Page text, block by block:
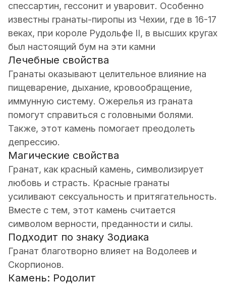
спессартин, гессонит и уваровит. Особенно
известны гранаты-пиропы из Чехии, где в 16-17
веках, при короле Рудольфе II, в высших кругах
был настоящий бум на эти камни
Лечебные свойства
Гранаты оказывают целительное влияние на
пищеварение, дыхание, кровообращение,
иммунную систему. Ожерелья из граната
помогут справиться с головными болями.
Также, этот камень помогает преодолеть
депрессию.
Магические свойства
Гранат, как красный камень, символизирует
любовь и страсть. Красные гранаты
усиливают сексуальность и притягательность.
Вместе с тем, этот камень считается
символом верности, преданности и силы.
Подходит по знаку Зодиака
Гранат благотворно влияет на Водолеев и
Скорпионов.
Камень: Родолит